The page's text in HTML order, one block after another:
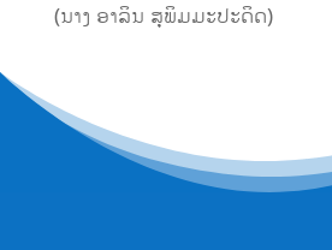
(ນາງ ອາລິນ ສຸພິມມະປະດິດ)